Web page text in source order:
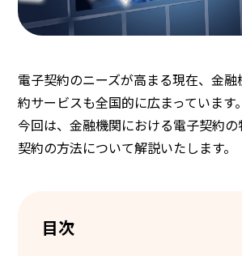
電子契約のニーズが高まる現在、金
約サービスも全国的に広まっています。
今回は、金融機関における電子契約の
契約の方法について解説いたします。
目次